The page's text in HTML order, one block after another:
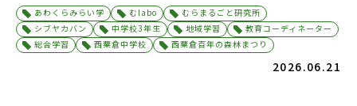
あわくらみらい学 むlabo
むらまるごと研究所
シブヤカバン
中学校3年生 地域学習
教育コーディネーター
総合学習
西粟倉中学校 西粟倉百年の森林まつり
2026.06.21